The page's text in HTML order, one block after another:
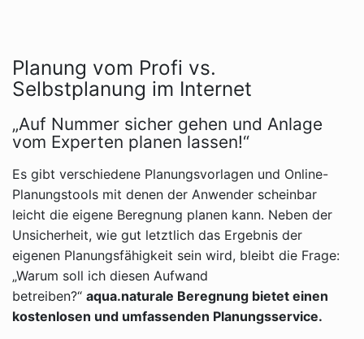
Planung vom Profi vs.
Selbstplanung im Internet
„Auf Nummer sicher gehen und Anlage
vom Experten planen lassen!“
Es gibt verschiedene Planungsvorlagen und Online-
Planungstools mit denen der Anwender scheinbar
leicht die eigene Beregnung planen kann. Neben der
Unsicherheit, wie gut letztlich das Ergebnis der
eigenen Planungsfähigkeit sein wird, bleibt die Frage:
„Warum soll ich diesen Aufwand
betreiben?“ aqua.naturale Beregnung bietet einen
kostenlosen und umfassenden Planungsservice.